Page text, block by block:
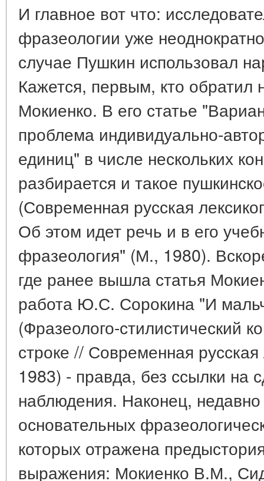
И главное вот что:
фразеологии уже
случае Пушкин использовал
Кажется, первым, кто
Мокиенко. В его статье
проблема индивидуально-
единиц" в числе нескольких
разбирается и такое
(Современная русская
Об этом идет речь и в его
фразеология" (М., 1980).
где ранее вышла статья
работа Ю.С. Сорокина "И
(Фразеолого-стилистический
строке // Современная
1983) - правда, без ссылки
наблюдения. Наконец,
основательных
которых отражена
выражения: Мокиенко В.М.,